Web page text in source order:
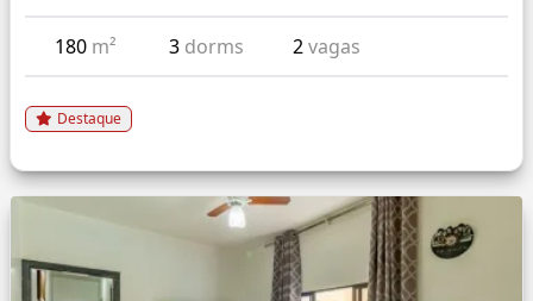
180 m² 3 dorms 2vagas
Destaque